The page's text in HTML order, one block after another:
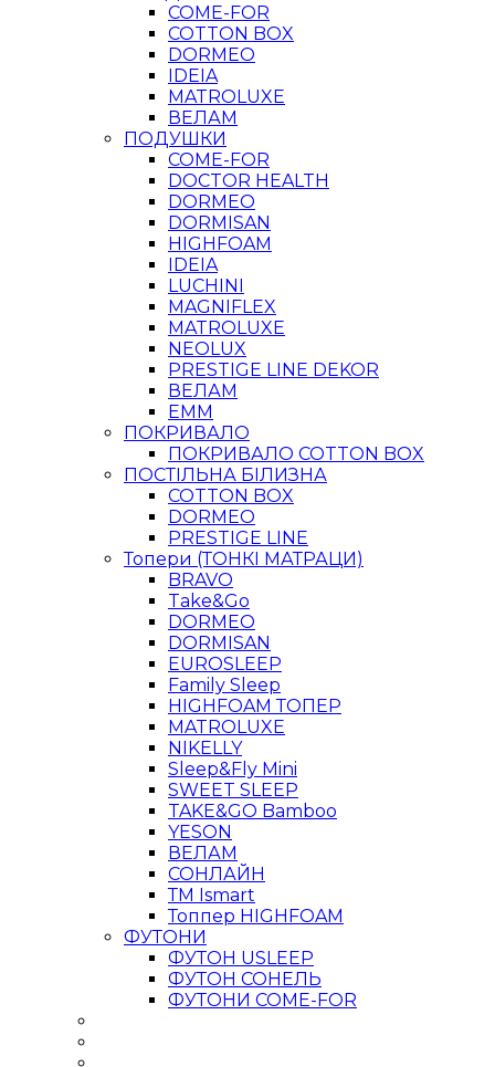
COME-FOR
COTTON BOX
DORMEO
IDEIA
MATROLUXE
ВЕЛАМ
ПОДУШКИ
COME-FOR
DOCTOR HEALTH
DORMEO
DORMISAN
HIGHFOAM
IDEIA
LUCHINI
MAGNIFLEX
MATROLUXE
NEOLUX
PRESTIGE LINE DEKOR
ВЕЛАМ
ЕММ
ПОКРИВАЛО
ПОКРИВАЛО COTTON BOX
ПОСТІЛЬНА БІЛИЗНА
COTTON BOX
DORMEO
PRESTIGE LINE
Топери (ТОНКІ МАТРАЦИ)
BRAVO
Take&Go
DORMEO
DORMISAN
EUROSLEEP
Family Sleep
HIGHFOAM ТОПЕР
MATROLUXE
NIKELLY
Sleep&Fly Mini
SWEET SLEEP
TAKE&GO Bamboo
YESON
ВЕЛАМ
СОНЛАЙН
ТМ Ismart
Топпер HIGHFOAM
ФУТОНИ
ФУТОН USLEEP
ФУТОН СОНЕЛЬ
ФУТОНИ COME-FOR